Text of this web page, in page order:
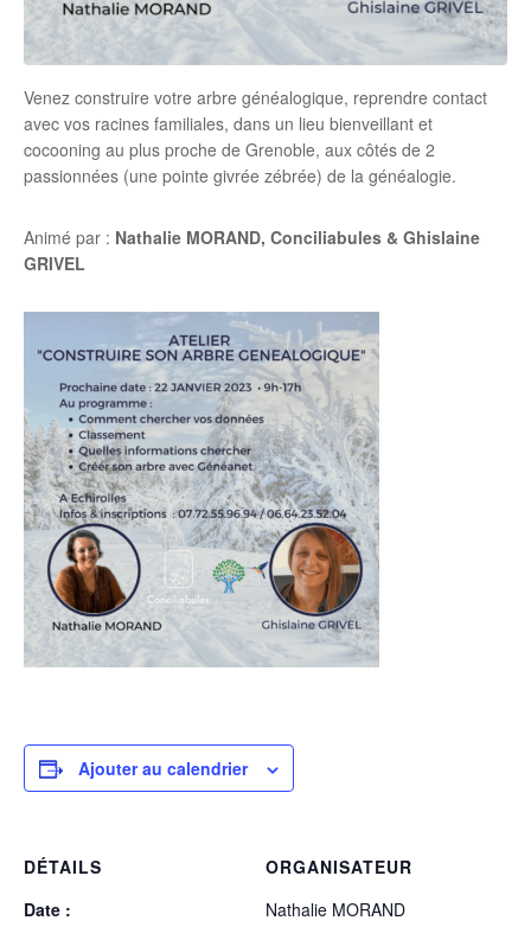
Venez construire votre arbre généalogique, reprendre contact
avec vos racines familiales, dans un lieu bienveillant et
cocooning au plus proche de Grenoble, aux côtés de 2
passionnées (une pointe givrée zébrée) de la généalogie.
Animé par : Nathalie MORAND, Conciliabules & Ghislaine
GRIVEL
Ajouter au calendrier
DÉTAILS
Date :
ORGANISATEUR
Nathalie MORAND